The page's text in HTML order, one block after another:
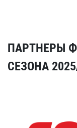
ПАРТНЕРЫ
СЕЗОНА